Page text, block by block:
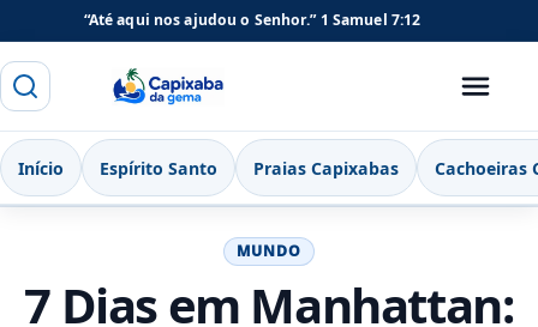
“Até aqui nos ajudou o Senhor.” 1 Samuel 7:12
Buscar
Menu
Início Espírito Santo Praias Capixabas Cachoeiras
MUNDO
7 Dias em Manhattan: